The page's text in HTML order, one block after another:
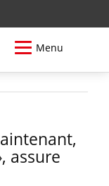
Menu
assure